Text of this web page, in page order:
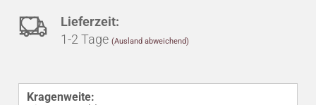
Auf
den
Lieferzeit:
1-2 Tage(Ausland abweichend)
Kragenweite: